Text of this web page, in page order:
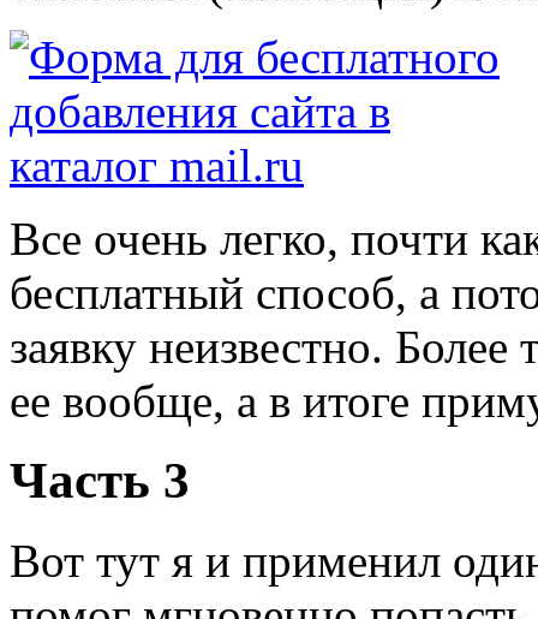
Все очень легко, почти
бесплатный способ, а
заявку неизвестно. Более
ее вообще, а в итоге
Часть 3
Вот тут я и применил